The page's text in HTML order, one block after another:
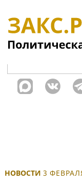
НОВОСТИ 3